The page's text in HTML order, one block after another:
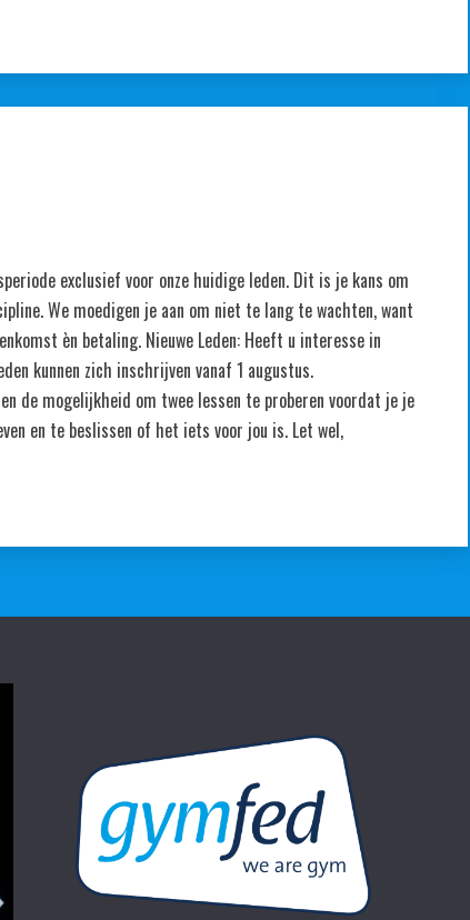
exclusief voor onze huidige leden. Dit is je kans om
We moedigen je aan om niet te lang te wachten, want
èn betaling. Nieuwe Leden: Heeft u interesse in
kunnen zich inschrijven vanaf 1 augustus.
de mogelijkheid om twee lessen te proberen voordat je je
en te beslissen of het iets voor jou is. Let wel,